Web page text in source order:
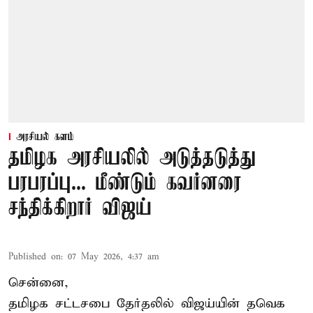
அரசியல் களம்
தமிழக அரசியலில் அடுத்தடுத்து
பரபரப்பு... மீண்டும் கவர்னரை
சந்திக்கிறார் விஜய்
Published on: 07 May 2026, 4:37 am
சென்னை,
தமிழக சட்டசபை தேர்தலில் விஜய்யின் தவெக